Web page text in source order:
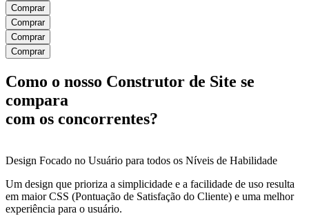
Comprar
Comprar
Comprar
Comprar
Como o nosso Construtor de Site se
compara
com os concorrentes?
Design Focado no Usuário para todos os Níveis de Habilidade
Um design que prioriza a simplicidade e a facilidade de uso resulta
em maior CSS (Pontuação de Satisfação do Cliente) e uma melhor
experiência para o usuário.